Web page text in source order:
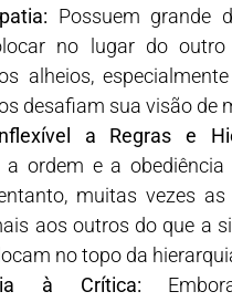
Possuem grande
no lugar do outro
alheios,
desafiam sua visão de
a Regras e
a ordem e a
muitas vezes as
aos outros do que a
no topo da
à Crítica: